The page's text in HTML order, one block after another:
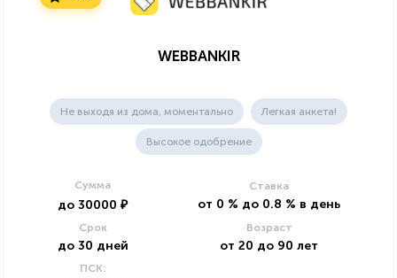
WEBBANKIR
Не выходя из дома, моментально Легкая анкета!
Высокое одобрение
Сумма
до 30000 ₽
Ставка
от 0 % до 0.8 % в день
Срок
до 30 дней
Возраст
от 20 до 90 лет
ПСК: